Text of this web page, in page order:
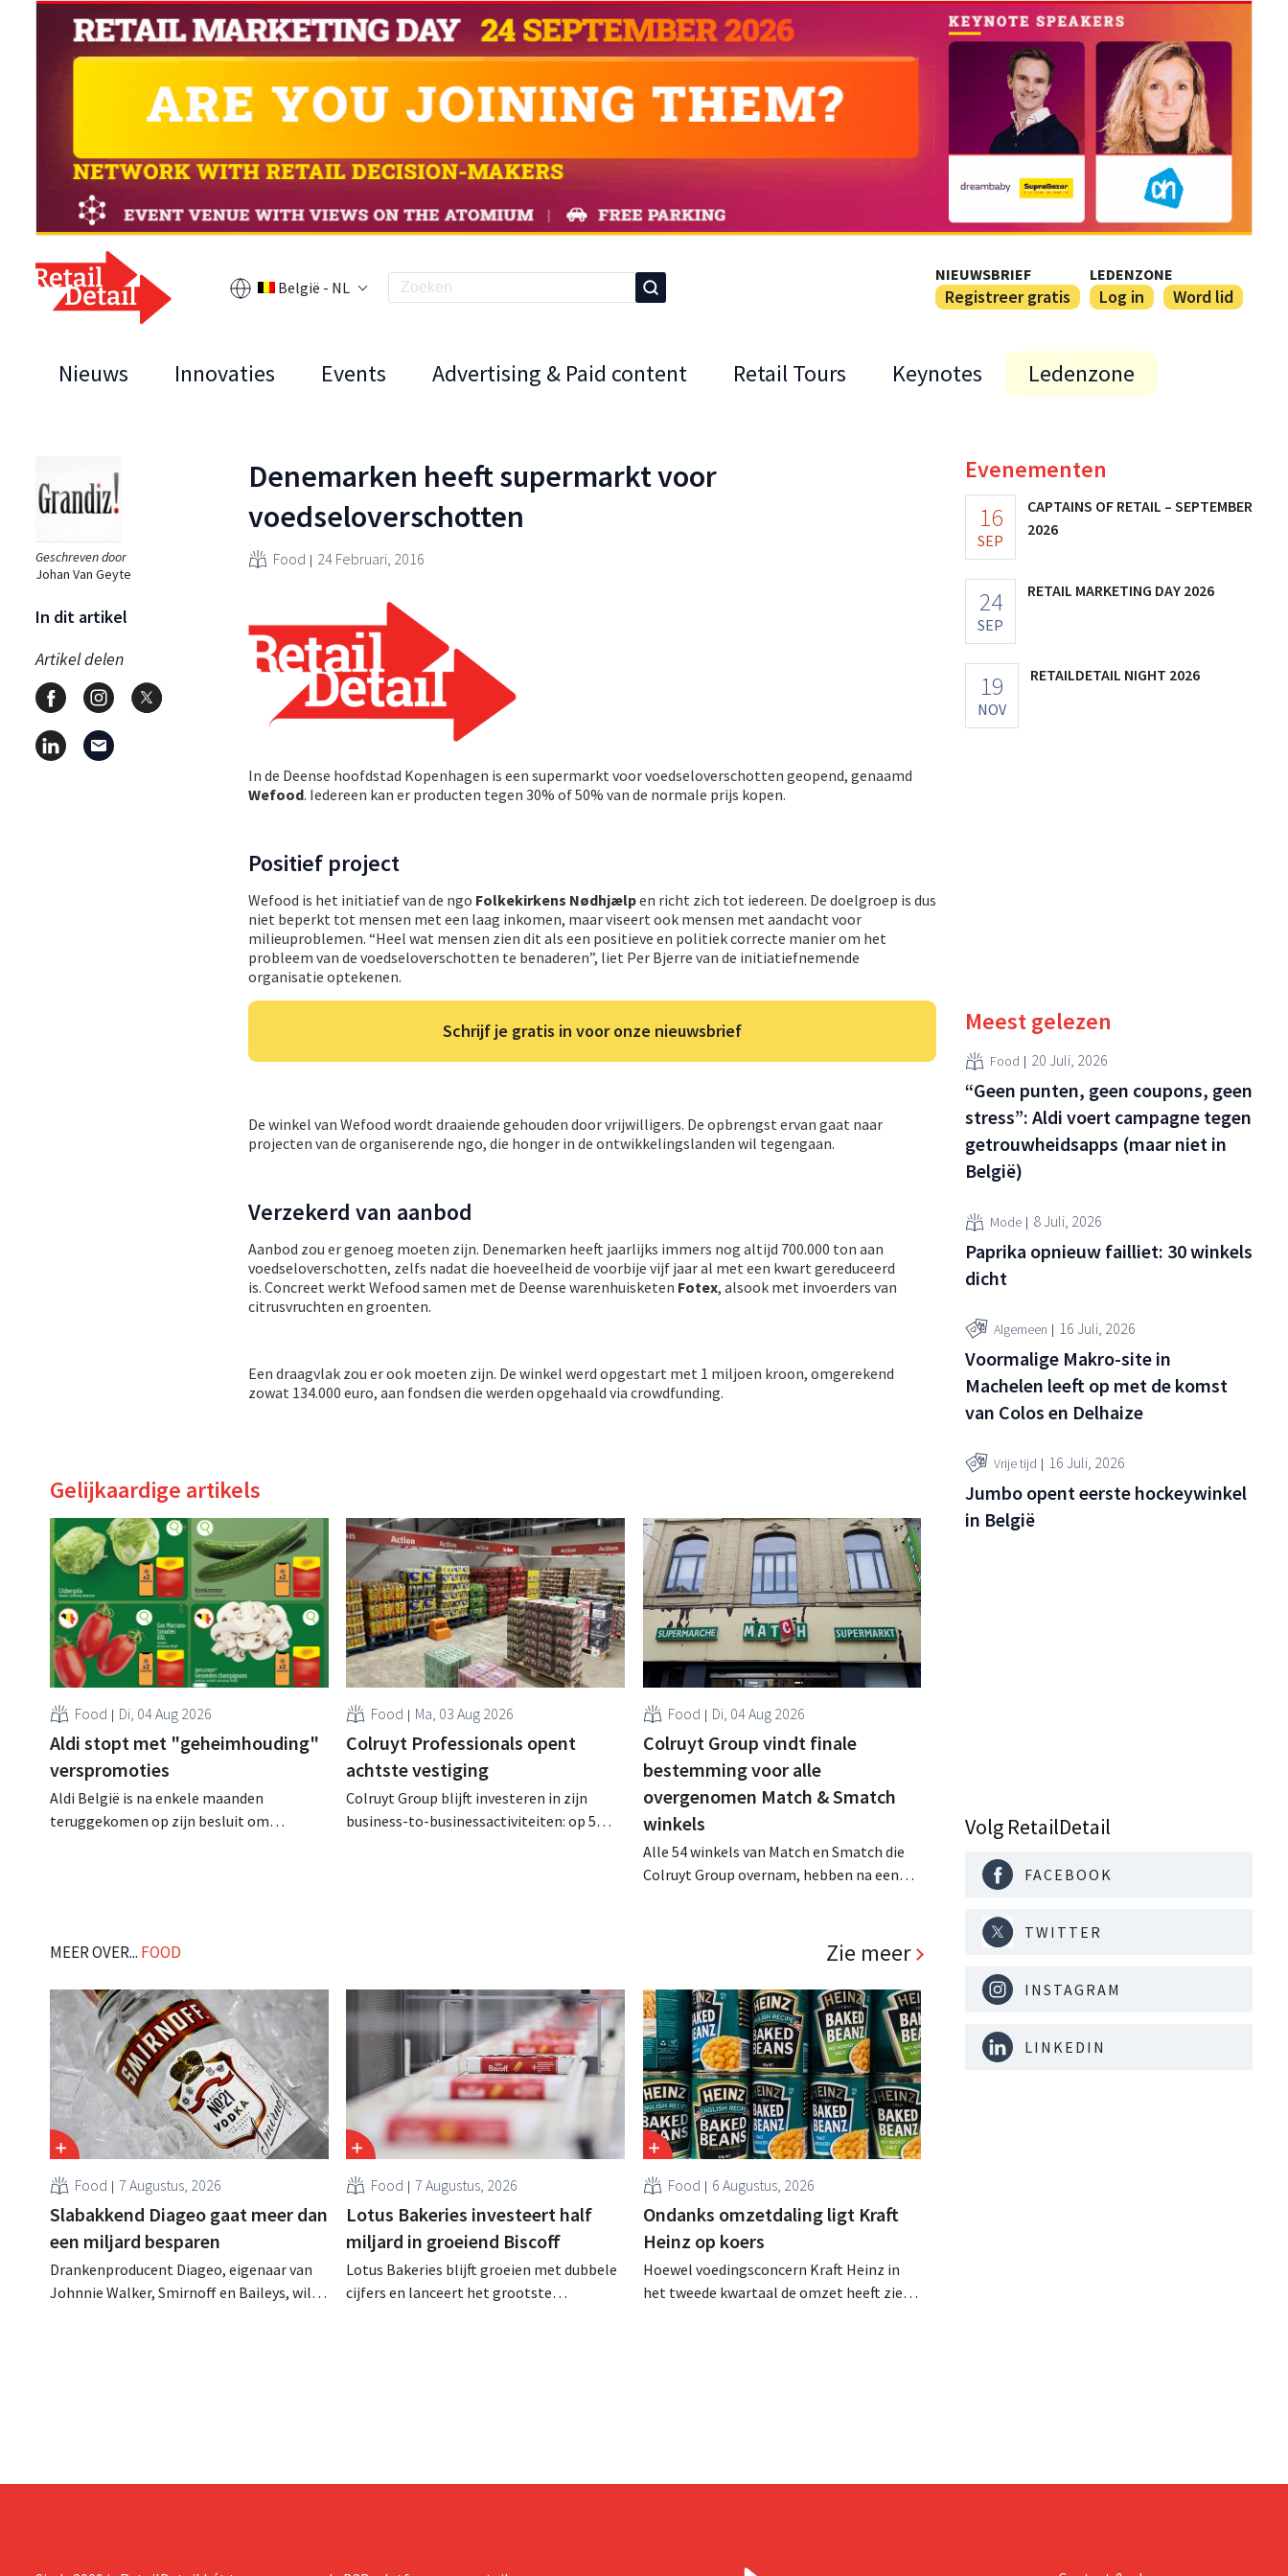
België - NL
NIEUWSBRIEF
Registreer gratis
LEDENZONE
Log in Word lid
Nieuws Innovaties Events Advertising & Paid content Retail Tours Keynotes Ledenzone
Geschreven door
Johan Van Geyte
In dit artikel
Artikel delen
Denemarken heeft supermarkt voor
voedseloverschotten
Food 24 Februari, 2016
In de Deense hoofdstad Kopenhagen is een supermarkt voor voedseloverschotten geopend, genaamd
Wefood. Iedereen kan er producten tegen 30% of 50% van de normale prijs kopen.
Positief project
Wefood is het initiatief van de ngo Folkekirkens Nødhjælpen richt zich tot iedereen. De doelgroep is dus
niet beperkt tot mensen met een laag inkomen, maar viseert ook mensen met aandacht voor
milieuproblemen. “Heel wat mensen zien dit als een positieve en politiek correcte manier om het
probleem van de voedseloverschotten te benaderen”, liet Per Bjerre van de initiatiefnemende
organisatie optekenen.
Schrijf je gratis in voor onze nieuwsbrief
De winkel van Wefood wordt draaiende gehouden door vrijwilligers. De opbrengst ervan gaat naar
projecten van de organiserende ngo, die honger in de ontwikkelingslanden wil tegengaan.
Verzekerd van aanbod
Aanbod zou er genoeg moeten zijn. Denemarken heeft jaarlijks immers nog altijd 700.000 ton aan
voedseloverschotten, zelfs nadat die hoeveelheid de voorbije vijf jaar al met een kwart gereduceerd
is. Concreet werkt Wefood samen met de Deense warenhuisketen Fotex, alsook met invoerders van
citrusvruchten en groenten.
Een draagvlak zou er ook moeten zijn. De winkel werd opgestart met 1 miljoen kroon, omgerekend
zowat 134.000 euro, aan fondsen die werden opgehaald via crowdfunding.
Gelijkaardige artikels
Food Di, 04 Aug 2026
Aldi stopt met "geheimhouding"
verspromoties
Aldi België is na enkele maanden
teruggekomen op zijn besluit om
Food Ma, 03 Aug 2026
Colruyt Professionals opent
achtste vestiging
Colruyt Group blijft investeren in zijn
business-to-businessactiviteiten: op 5
Food Di, 04 Aug 2026
Colruyt Group vindt finale
bestemming voor alle
overgenomen Match & Smatch
winkels
Alle 54 winkels van Match en Smatch die
Colruyt Group overnam, hebben na een
die bestemming voor sommige panden
MEER OVER... FOOD Zie meer
Food 7 Augustus, 2026
Slabakkend Diageo gaat meer dan
een miljard besparen
Drankenproducent Diageo, eigenaar van
Johnnie Walker, Smirnoff en Baileys, wil
Food 7 Augustus, 2026
Lotus Bakeries investeert half
miljard in groeiend Biscoff
Lotus Bakeries blijft groeien met dubbele
cijfers en lanceert het grootste
Food 6 Augustus, 2026
Ondanks omzetdaling ligt Kraft
Heinz op koers
Hoewel voedingsconcern Kraft Heinz in
het tweede kwartaal de omzet heeft zien
Evenementen
16
SEP
CAPTAINS OF RETAIL – SEPTEMBER
2026
24
SEP
RETAIL MARKETING DAY 2026
19
NOV
RETAILDETAIL NIGHT 2026
Meest gelezen
Food 20 Juli, 2026
“Geen punten, geen coupons, geen
stress”: Aldi voert campagne tegen
getrouwheidsapps (maar niet in
België)
Mode 8 Juli, 2026
Paprika opnieuw failliet: 30 winkels
dicht
Algemeen 16 Juli, 2026
Voormalige Makro-site in
Machelen leeft op met de komst
van Colos en Delhaize
Vrije tijd 16 Juli, 2026
Jumbo opent eerste hockeywinkel
in België
Volg RetailDetail
FACEBOOK
TWITTER
INSTAGRAM
LINKEDIN